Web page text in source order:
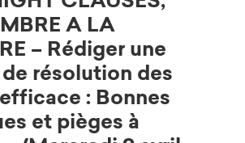
A LA
– Rédiger une
résolution des
: Bonnes
et pièges à